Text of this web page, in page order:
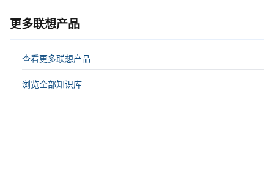
更多联想产品
查看更多联想产品
浏览全部知识库